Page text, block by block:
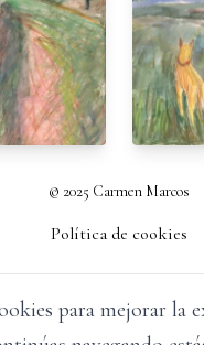
© 2025 Carmen Marcos
Política de cookies
para mejorar la